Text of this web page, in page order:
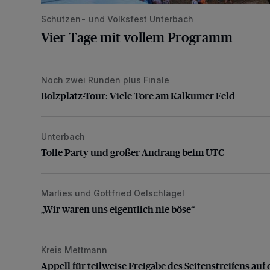
Schützen- und Volksfest Unterbach
Vier Tage mit vollem Programm
Bolzplatz-Tour: Viele Tore am Kalkumer Feld
Noch zwei Runden plus Finale
Bolzplatz-Tour: Viele Tore am Kalkumer Feld
Tolle Party und großer Andrang beim UTC
Unterbach
Tolle Party und großer Andrang beim UTC
„Wir waren uns eigentlich nie böse“
Marlies und Gottfried Oelschlägel
„Wir waren uns eigentlich nie böse“
Appell für teilweise Freigabe des Seitenstreifens auf
Kreis Mettmann
Appell für teilweise Freigabe des Seitenstreifens auf